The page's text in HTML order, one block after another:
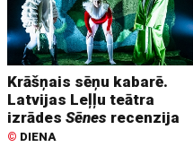
Krāšņais sēņu kabarē.
Latvijas Leļļu teātra
izrādesSēnes recenzija
© DIENA